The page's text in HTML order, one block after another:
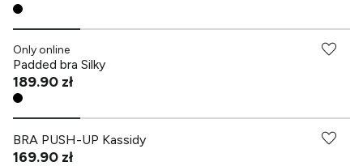
Only online
Padded bra Silky
189.90 zł
BRA PUSH-UP Kassidy
169.90 zł